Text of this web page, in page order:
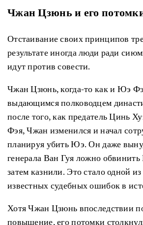
Чжан Цзюнь и его
Отстаивание своих принципов
результате иногда люди ради
идут против совести.
Чжан Цзюнь, когда-то как и Юэ
выдающимся полководцем
после того, как предатель Цинь
Фэя, Чжан изменился и начал
планируя убить Юэ. Он даже
генерала Ван Гуя ложно
затем казнили. Это стало одной
известных судебных ошибок в
Хотя Чжан Цзюнь впоследствии
повышение, его потомки